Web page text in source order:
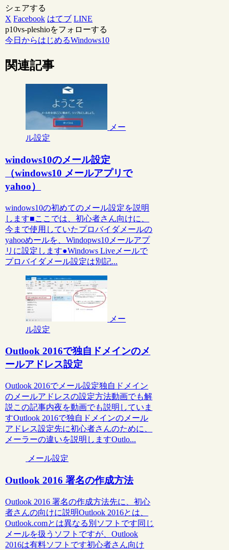
シェアする
X Facebook はてブ LINE
p10vs-pleshioをフォローする
今日からはじめるWindows10
関連記事
メー
ル設定
windows10のメール設定
（windows10 メールアプリで
yahoo）
windows10の初めてのメール設定を説明
します■ここでは、初心者さん向けに、
今まで使用していたプロバイダメールの
yahooめールを、Windopws10メールアプ
リに設定します●Windows Liveメールで
プロバイダメール設定は別記...
メー
ル設定
Outlook 2016で独自ドメインのメ
ールアドレス設定
Outlook 2016でメール設定独自ドメイン
のメールアドレスの設定方法動画でも解
説この記事内夜を動画でも説明していま
すOutlook 2016で独自ドメインのメール
アドレス設定先に初心者さんのために、
メーラーの違いを説明しますOutlo...
メール設定
Outlook 2016 署名の作成方法
Outlook 2016 署名の作成方法先に、初心
者さんの向けに説明Outlook 2016とは、
Outlook.comとは異なる別ソフトです同じ
メールを扱うソフトですが、Outlook
2016は有料ソフトです初心者さん向け